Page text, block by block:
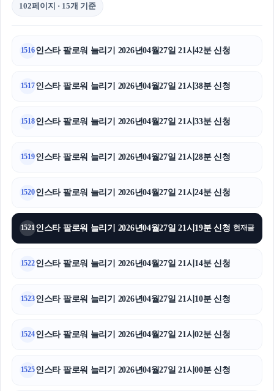
102페이지 · 15개 기준
1516인스타 팔로워 늘리기 2026년04월27일 21시42분 신청
1517인스타 팔로워 늘리기 2026년04월27일 21시38분 신청
1518인스타 팔로워 늘리기 2026년04월27일 21시33분 신청
1519인스타 팔로워 늘리기 2026년04월27일 21시28분 신청
1520인스타 팔로워 늘리기 2026년04월27일 21시24분 신청
1521인스타 팔로워 늘리기 2026년04월27일 21시19분 신청 현재글
1522인스타 팔로워 늘리기 2026년04월27일 21시14분 신청
1523인스타 팔로워 늘리기 2026년04월27일 21시10분 신청
1524인스타 팔로워 늘리기 2026년04월27일 21시02분 신청
1525인스타 팔로워 늘리기 2026년04월27일 21시00분 신청